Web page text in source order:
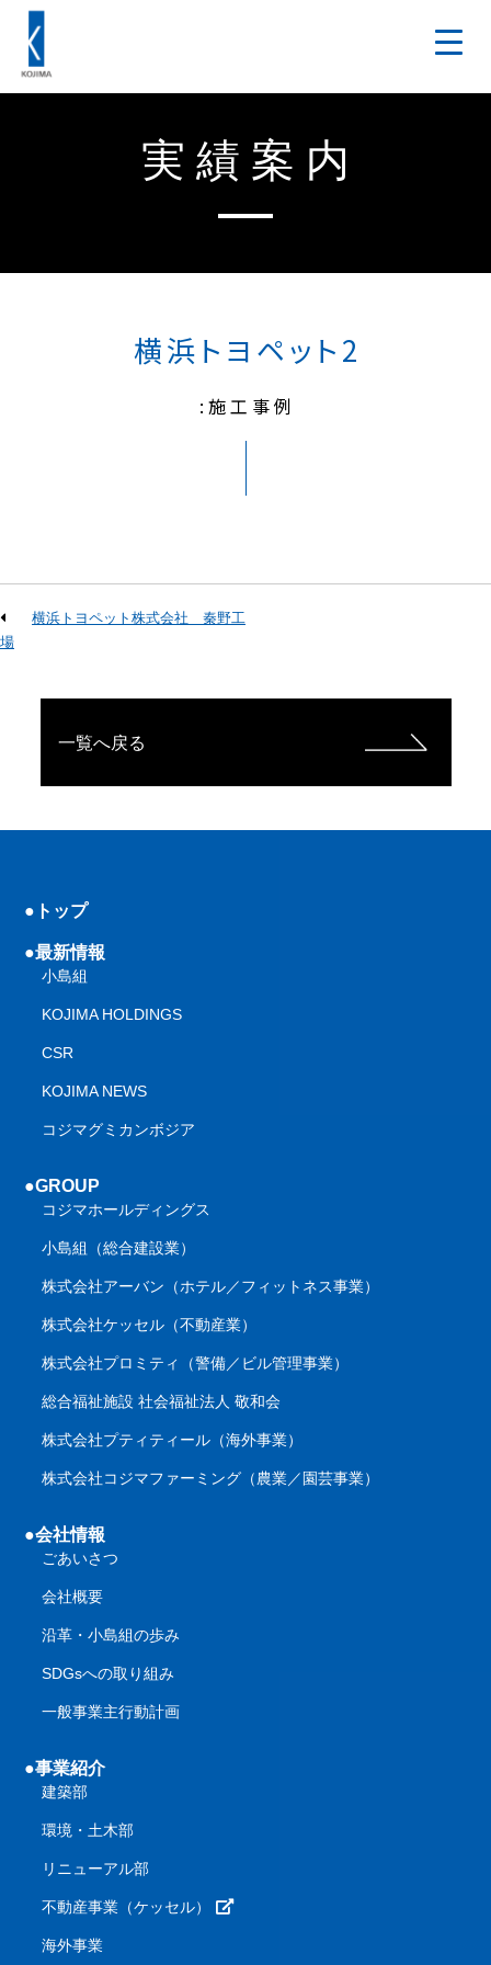
実績案内
横浜トヨペット2
:施工事例
横浜トヨペット株式会社 秦野工
場
一覧へ戻る
●トップ
●最新情報
小島組
KOJIMA HOLDINGS
CSR
KOJIMA NEWS
コジマグミカンボジア
●GROUP
コジマホールディングス
小島組（総合建設業）
株式会社アーバン（ホテル／フィットネス事業）
株式会社ケッセル（不動産業）
株式会社プロミティ（警備／ビル管理事業）
総合福祉施設 社会福祉法人 敬和会
株式会社プティティール（海外事業）
株式会社コジマファーミング（農業／園芸事業）
●会社情報
ごあいさつ
会社概要
沿革・小島組の歩み
SDGsへの取り組み
一般事業主行動計画
●事業紹介
建築部
環境・土木部
リニューアル部
不動産事業（ケッセル）
海外事業